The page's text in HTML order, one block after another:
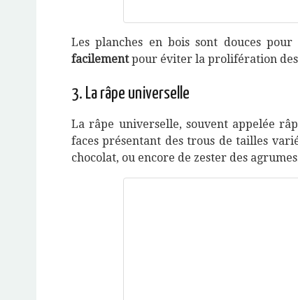
Les planches en bois sont douces
facilementpour éviter la prolifération des
3. La râpe universelle
La râpe universelle, souvent appelée
faces présentant des trous de tailles
chocolat, ou encore de zester des